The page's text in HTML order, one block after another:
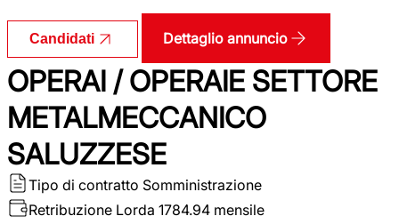
Candidati Dettaglio annuncio
OPERAI / OPERAIE SETTORE
METALMECCANICO
SALUZZESE
Tipo di contratto Somministrazione
Retribuzione Lorda 1784.94 mensile